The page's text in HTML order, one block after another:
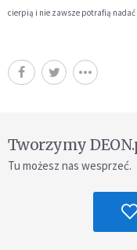
cierpią i nie zawsze potrafią
Tworzymy
Tu możesz nas wesprzeć.